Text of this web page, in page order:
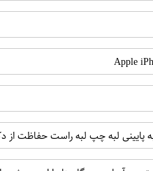
Apple
پایینی لبه چپ لبه راست حفاظت از